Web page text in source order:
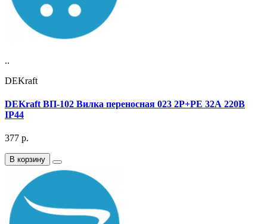
..
DEKraft
DEKraft ВП-102 Вилка переносная 023 2Р+РЕ 32А 220В
IP44
377 р.
В корзину